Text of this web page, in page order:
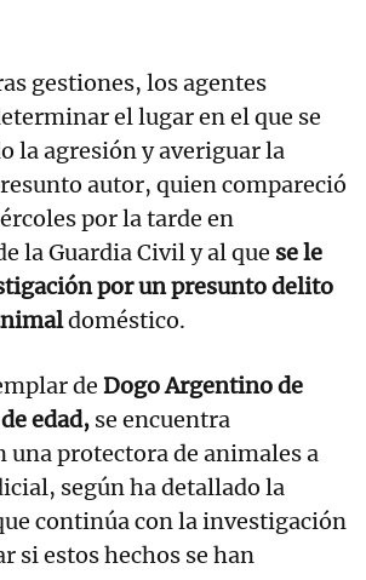
gestiones, los agentes
el lugar en el que se
la agresión y averiguar la
autor, quien compareció
por la tarde en
la Guardia Civil y al que se le
por un presunto delito
doméstico.
de Dogo Argentino de
edad, se encuentra
una protectora de animales a
según ha detallado la
continúa con la investigación
si estos hechos se han